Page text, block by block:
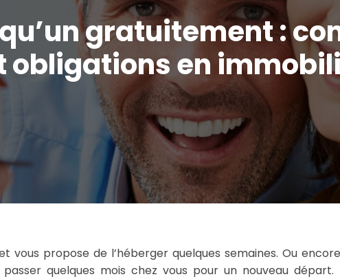
gratuitement :
obligations en
quelques mois chez vous pour un nouveau départ.